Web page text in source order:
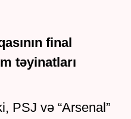
final
təyinatları
PSJ və “Arsenal”